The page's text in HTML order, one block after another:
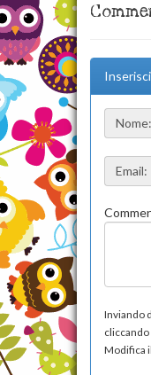
Nome:
Email:
Inviando
Modifica